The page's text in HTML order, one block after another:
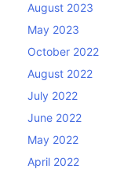
August 2023
May 2023
October 2022
August 2022
July 2022
June 2022
May 2022
April 2022